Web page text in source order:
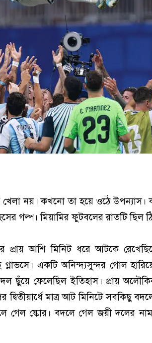
নয়। কখনো তা হয়ে ওঠে
গল্প। মিয়ামির ফুটবলের রাতটি ছিল
প্রায় আশি মিনিট ধরে আটকে
একটি অনিন্দ্যসুন্দর গোল
ছুঁয়ে ফেলেছিল ইতিহাস। প্রায় অলৌকিক
দ্বিতীয়ার্ধে মাত্র আট মিনিটে সবকিছু
গেল স্কোর। বদলে গেল জয়ী দলের